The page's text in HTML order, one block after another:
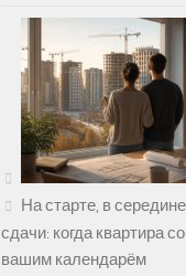
На старте, в
сдачи: когда квартира
вашим календарём